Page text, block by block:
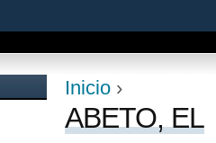
Se encuentra
Inicio ›
ABETO, EL